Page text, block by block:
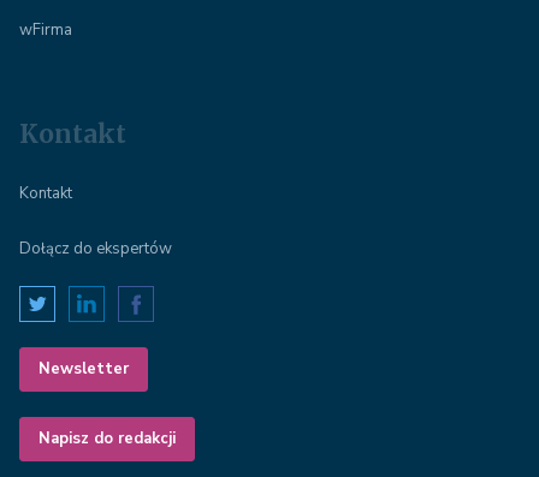
wFirma
Kontakt
Kontakt
Dołącz do ekspertów
Newsletter
Napisz do redakcji